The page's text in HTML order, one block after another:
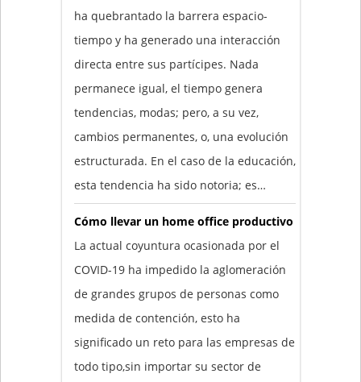
ha quebrantado la barrera espacio-
tiempo y ha generado una interacción
directa entre sus partícipes. Nada
permanece igual, el tiempo genera
tendencias, modas; pero, a su vez,
cambios permanentes, o, una evolución
estructurada. En el caso de la educación,
esta tendencia ha sido notoria; es…
Cómo llevar un home office productivo
La actual coyuntura ocasionada por el
COVID-19 ha impedido la aglomeración
de grandes grupos de personas como
medida de contención, esto ha
significado un reto para las empresas de
todo tipo,sin importar su sector de